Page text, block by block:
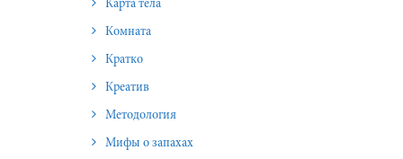
Карта тела
Комната
Кратко
Креатив
Методология
Мифы о запахах